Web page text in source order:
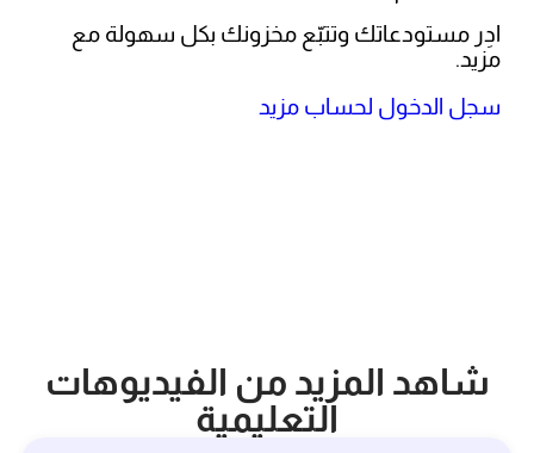
ادِر مستودعاتك وتتبّع مخزونك بكل سهولة مع
مزيد.
سجل الدخول لحساب مزيد
شاهد المزيد من الفيديوهات
التعليمية